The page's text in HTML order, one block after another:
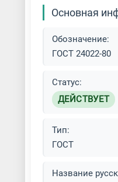
Основная
Обозначение:
ГОСТ 24022-80
Статус:
ДЕЙСТВУЕТ
Тип:
ГОСТ
Название